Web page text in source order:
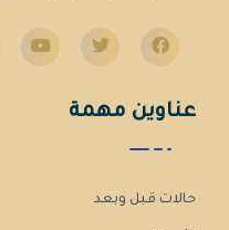
عناوين مهمة
حالات قبل وبعد